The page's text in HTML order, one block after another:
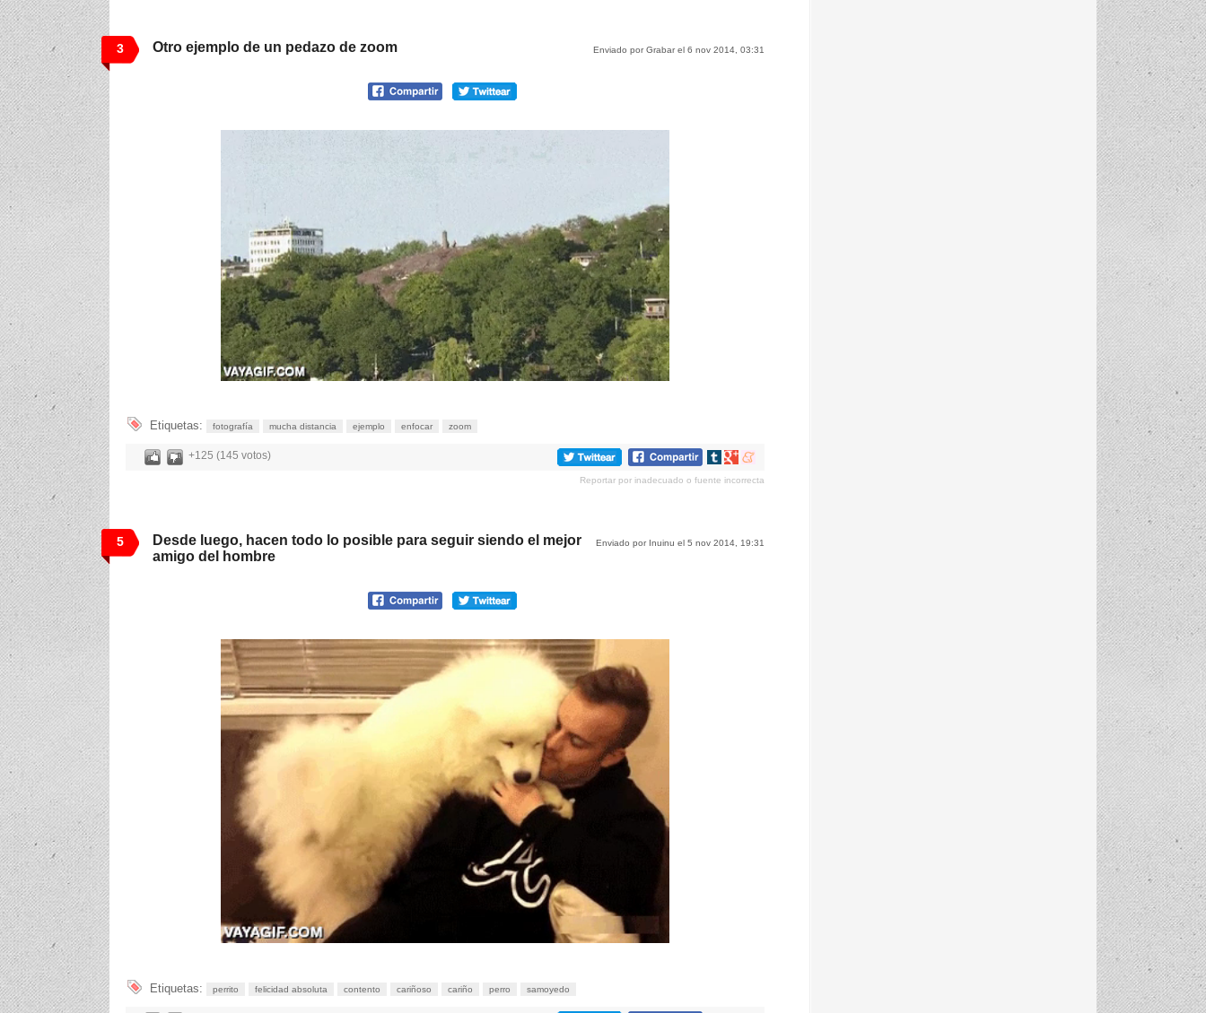
3 Enviado por Grabar el 6 nov 2014, 03:31
Otro ejemplo de un pedazo de zoom
Etiquetas: fotografía mucha distancia ejemplo enfocar zoom
+125 (145 votos)
Compartir
tumblr
Compartir
Google+
Compartir
meneame
Reportar por inadecuado o fuente incorrecta
5 Enviado por Inuinu el 5 nov 2014, 19:31
Desde luego, hacen todo lo posible para seguir siendo el mejor
amigo del hombre
Etiquetas: perrito felicidad absoluta contento cariñoso cariño perro samoyedo